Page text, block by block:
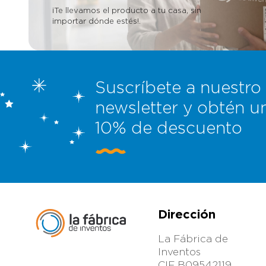
¡Te llevamos el producto a tu casa, sin
importar dónde estés!.
Suscríbete a nuestro
newsletter y obtén
10% de descuento
Dirección
La Fábrica de
Inventos